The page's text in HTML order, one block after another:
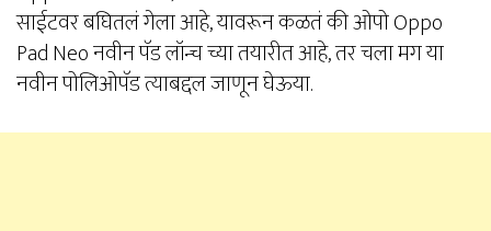
साईटवर बघितलं गेला आहे, यावरून कळतं की ओपो Oppo
Pad Neo नवीन पॅड लॉन्च च्या तयारीत आहे, तर चला मग या
नवीन पोलिओपॅड त्याबद्दल जाणून घेऊया.